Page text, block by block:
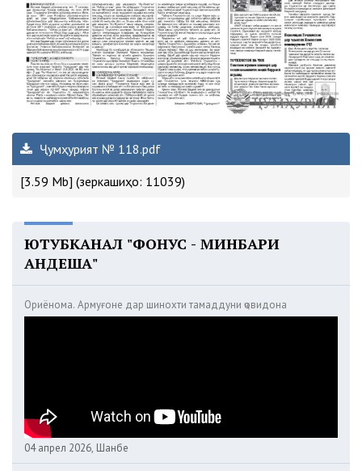
Ҷумҳурият № 118.pdf
[3.59 Mb] (зеркашиҳо: 11039)
ЮТУБКАНАЛ "ФОНУС - МИНБАРИ
АНДЕША"
Ориёнома. Армуғоне дар шинохти тамаддуни ҷовидона
04 апрел 2026, Шанбе